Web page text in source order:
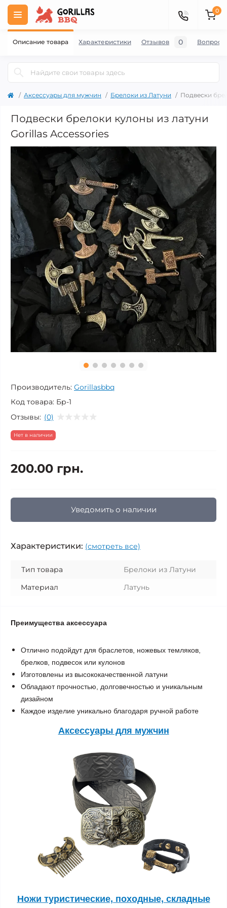
0
Аксессуары для мужчин Брелоки из Латуни Подвески
Подвески брелоки кулоны из латуни
Gorillas Accessories
Производитель: Gorillasbbq
Код товара: Бр-1
Отзывы: (0)
Нет в наличии
200.00 грн.
Уведомить о наличии
Характеристики: (смотреть все)
Тип товара
Брелоки из Латуни
Материал
Латунь
Описание товара Характеристики Отзывов 0 Вопросы
Преимущества аксессуара
Отлично подойдут для браслетов, ножевых темляков,
брелков, подвесок или кулонов
Изготовлены из высококачественной латуни
Обладают прочностью, долговечностью и уникальным
дизайном
Каждое изделие уникально благодаря ручной работе
Аксессуары для мужчин
Ножи туристические, походные, складные